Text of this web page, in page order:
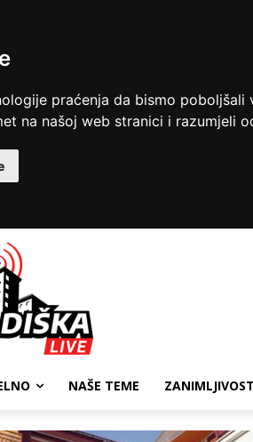
praćenja da bismo
na našoj web stranici i razumjeli
NAŠE TEME